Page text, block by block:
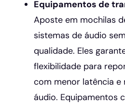
Equipamentos de
Aposte em mochilas
sistemas de áudio
qualidade. Eles
flexibilidade para
com menor latência e
áudio. Equipamentos